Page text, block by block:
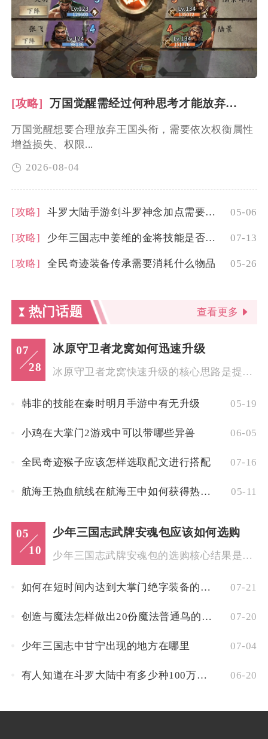
[攻略] 万国觉醒需经过何种思考才能放弃王国头衔
万国觉醒想要合理放弃王国头衔，需要依次权衡属性
增益损失、权限...
2026-08-04
[攻略] 斗罗大陆手游剑斗罗神念加点需要注意什么打击技巧 05-06
[攻略] 少年三国志中姜维的金将技能是否有限制 07-13
[攻略] 全民奇迹装备传承需要消耗什么物品 05-26
热门话题 查看更多
07
28
冰原守卫者龙窝如何迅速升级
冰原守卫者龙窝快速升级的核心思路是提前囤积分层材料、利用副本...
韩非的技能在秦时明月手游中有无升级 05-19
小鸡在大掌门2游戏中可以带哪些异兽 06-05
全民奇迹猴子应该怎样选取配文进行搭配 07-16
航海王热血航线在航海王中如何获得热血航线卡片 05-11
05
10
少年三国志武牌安魂包应该如何选购
少年三国志武牌安魂包的选购核心结果是，优先认准包含“橙色武牌...
如何在短时间内达到大掌门绝字装备的提升 07-21
创造与魔法怎样做出20份魔法普通鸟的饲料 07-20
少年三国志中甘宁出现的地方在哪里 07-04
有人知道在斗罗大陆中有多少种100万年魂兽吗 06-20